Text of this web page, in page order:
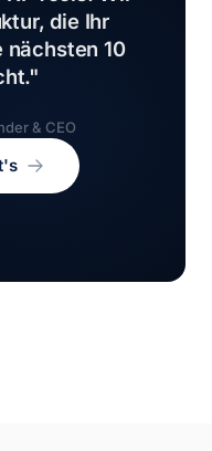
die Ihr
nächsten 10
& CEO